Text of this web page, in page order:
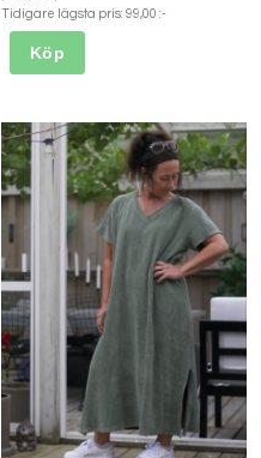
Tidigare lägsta pris: 99,00 :-
Köp